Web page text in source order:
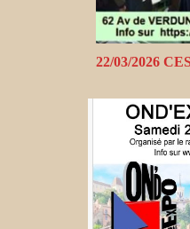
22/03/2026